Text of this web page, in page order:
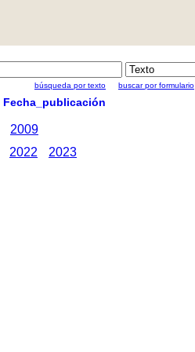
búsqueda por texto buscar por formulario
Fecha_publicación
2009
2022
2023